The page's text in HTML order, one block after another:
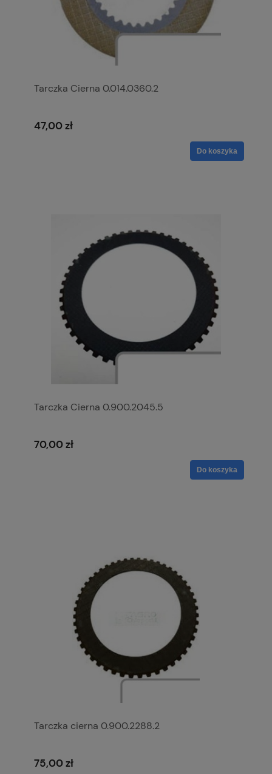
Tarczka Cierna 0.014.0360.2
47,00 zł
Do koszyka
Tarczka Cierna 0.900.2045.5
70,00 zł
Do koszyka
Tarczka cierna 0.900.2288.2
75,00 zł